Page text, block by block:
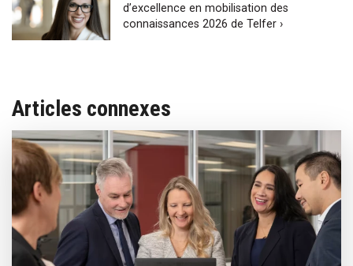
d’excellence en mobilisation des
connaissances 2026 de Telfer ›
Articles connexes